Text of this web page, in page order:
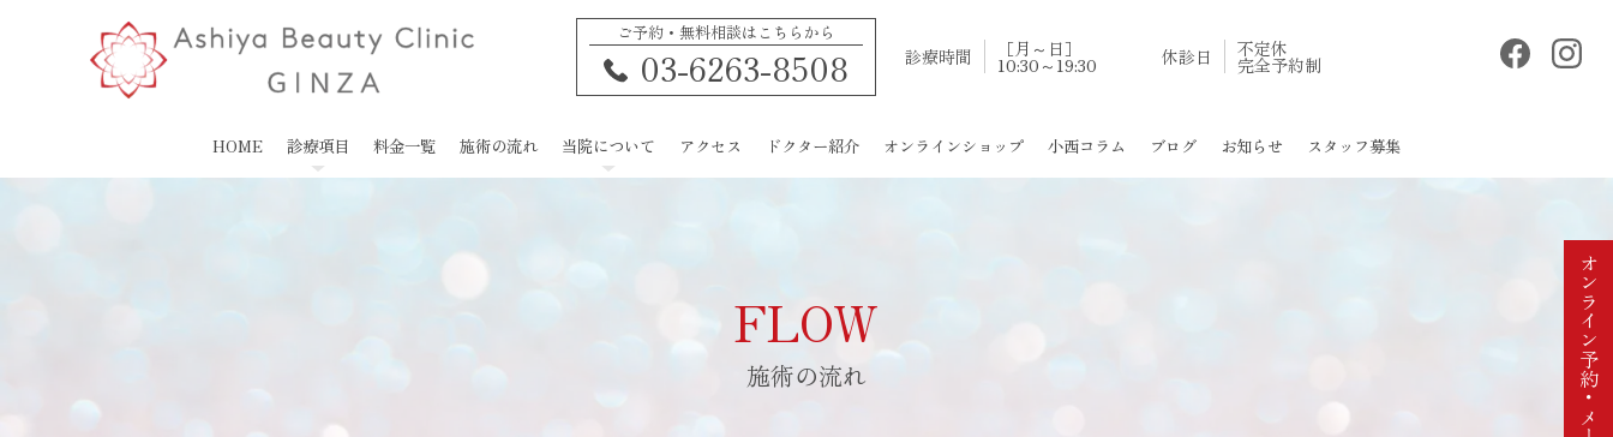
オンライン予約・
ご予約・無料相談はこちらから
03-6263-8508 診療時間 ［月～日］
10:30～19:30 休診日 不定休
完全予約制
HOME 診療項目 料金一覧 施術の流れ 当院について アクセス ドクター紹介 オンラインショップ 小西コラム ブログ お知らせ スタッフ募集
FLOW
施術の流れ